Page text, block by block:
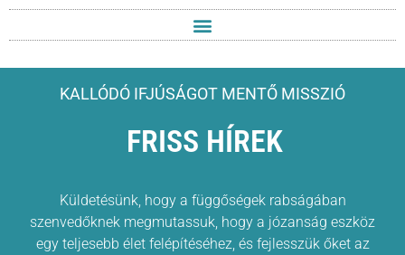
KALLÓDÓ IFJÚSÁGOT MENTŐ MISSZIÓ
FRISS HÍREK
Küldetésünk, hogy a függőségek rabságában
szenvedőknek megmutassuk, hogy a józanság eszköz
egy teljesebb élet felépítéséhez, és fejlesszük őket az